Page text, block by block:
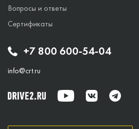
+7 800 600-54-04
info@crt.ru
Вопросы и ответы
Сертификаты